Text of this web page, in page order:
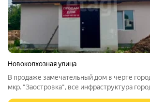
Новоколхозная улица
В продаже замечательный дом в черте
мкр. "Заостровка", все инфраструктура